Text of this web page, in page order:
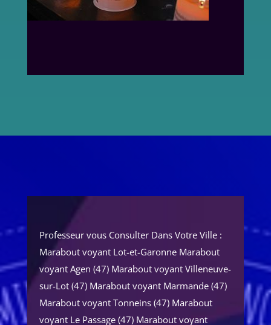
Professeur vous Consulter Dans Votre Ville :
Marabout voyant Lot-et-Garonne Marabout
voyant Agen (47) Marabout voyant Villeneuve-
sur-Lot (47) Marabout voyant Marmande (47)
Marabout voyant Tonneins (47) Marabout
voyant Le Passage (47) Marabout voyant